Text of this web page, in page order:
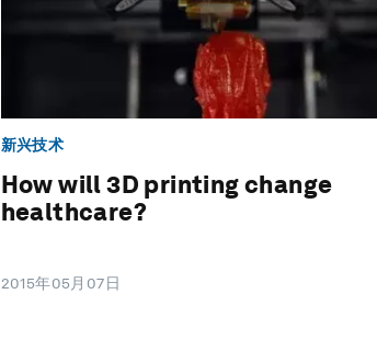
新兴技术
How will 3D printing change
healthcare?
2015年05月07日